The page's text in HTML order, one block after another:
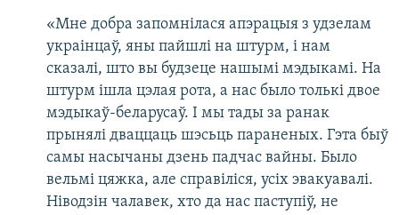
«Мне добра запомнілася апэрацыя з удзелам
украінцаў, яны пайшлі на штурм, і нам
сказалі, што вы будзеце нашымі мэдыкамі. На
штурм ішла цэлая рота, а нас было толькі двое
мэдыкаў-беларусаў. І мы тады за ранак
прынялі дваццаць шэсьць параненых. Гэта быў
самы насычаны дзень падчас вайны. Было
вельмі цяжка, але справіліся, усіх эвакуавалі.
Ніводзін чалавек, хто да нас паступіў, не